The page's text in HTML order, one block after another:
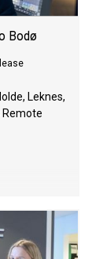
Bodø
Leknes,
Remote